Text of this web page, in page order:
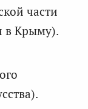
части
в Крыму).